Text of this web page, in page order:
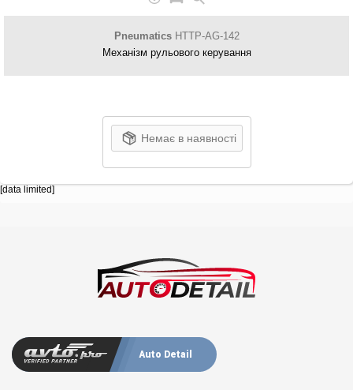
PneumaticsHTTP-AG-142
Механізм рульового керування
Немає в наявності
[data limited]
Auto Detail